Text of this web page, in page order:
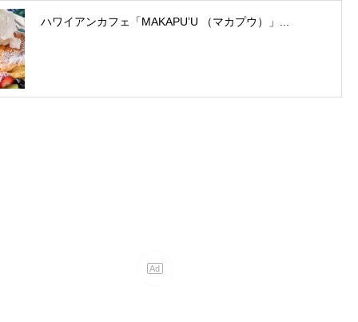
ハワイアンカフェ「MAKAPU’U （マカプウ）」...